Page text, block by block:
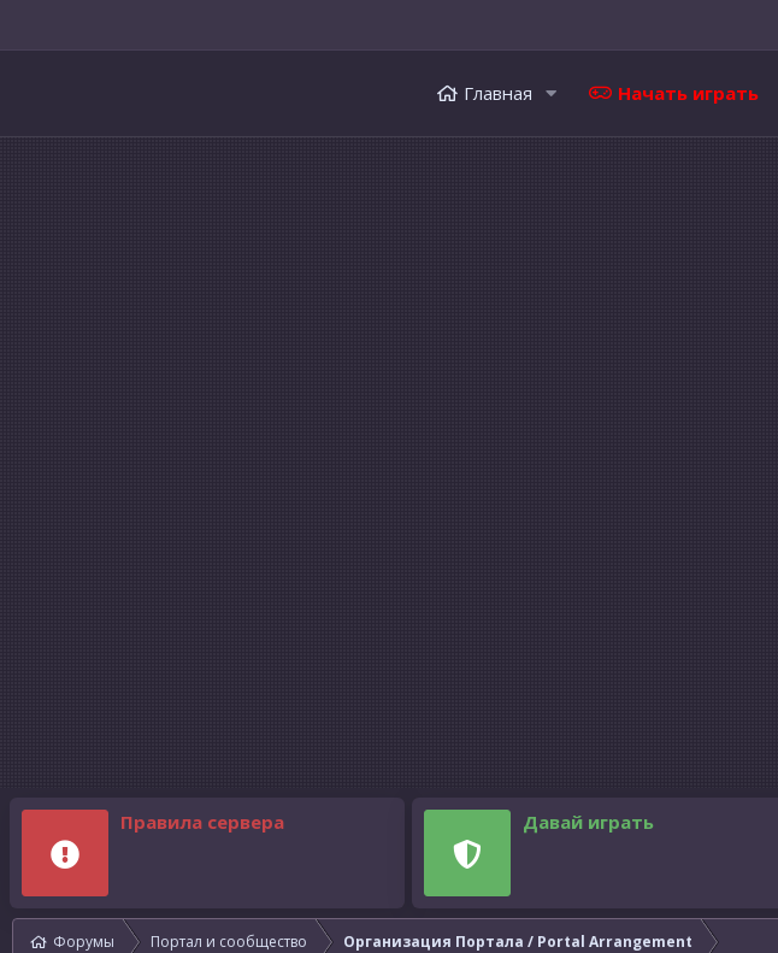
Главная Начать играть
Правила сервера Давай играть
Форумы Портал и сообщество Организация Портала / Portal Arrangement